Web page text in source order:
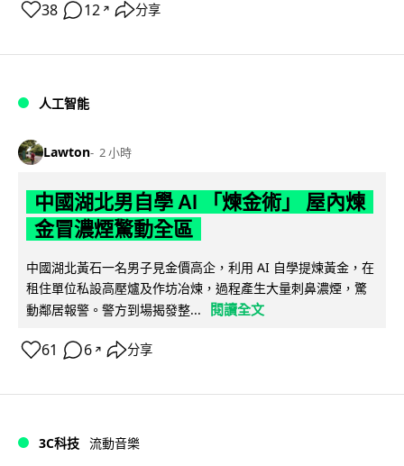
38 12 ↗ 分享
人工智能
Lawton 2 小時
中國湖北男自學 AI 「煉金術」 屋內煉
金冒濃煙驚動全區
中國湖北黃石一名男子見金價高企，利用 AI 自學提煉黃金，在
租住單位私設高壓爐及作坊冶煉，過程產生大量刺鼻濃煙，驚
動鄰居報警。警方到場揭發整...
閱讀全文
61 6 ↗ 分享
3C科技 流動音樂